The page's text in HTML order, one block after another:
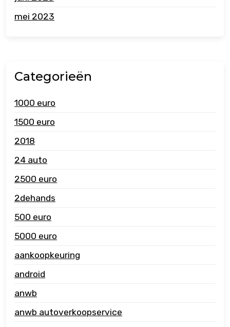
mei 2023
Categorieën
1000 euro
1500 euro
2018
24 auto
2500 euro
2dehands
500 euro
5000 euro
aankoopkeuring
android
anwb
anwb autoverkoopservice